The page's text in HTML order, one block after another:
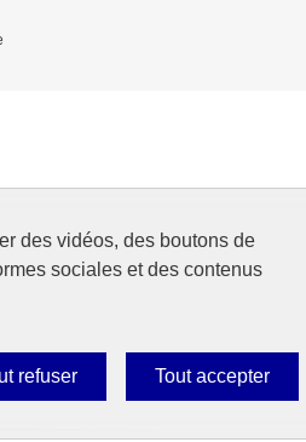
Mentions légales Données personnelles
des vidéos, des boutons de
sociales et des contenus
Tout accepter
refuser